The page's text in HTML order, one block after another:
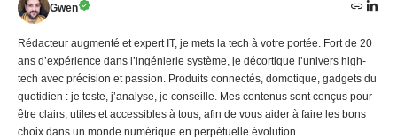
Gwen
Rédacteur augmenté et expert IT, je mets la tech à votre portée. Fort de 20
ans d’expérience dans l’ingénierie système, je décortique l’univers high-
tech avec précision et passion. Produits connectés, domotique, gadgets du
quotidien : je teste, j’analyse, je conseille. Mes contenus sont conçus pour
être clairs, utiles et accessibles à tous, afin de vous aider à faire les bons
choix dans un monde numérique en perpétuelle évolution.